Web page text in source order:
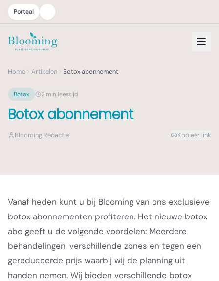
Portaal
Home Artikelen Botox abonnement
Botox 2 min leestijd
Botox abonnement
Blooming Redactie Kopieer link
Vanaf heden kunt u bij Blooming van ons exclusieve
botox abonnementen profiteren. Het nieuwe botox
abo geeft u de volgende voordelen: Meerdere
behandelingen, verschillende zones en tegen een
gereduceerde prijs waarbij wij de planning uit
handen nemen. Wij bieden verschillende botox